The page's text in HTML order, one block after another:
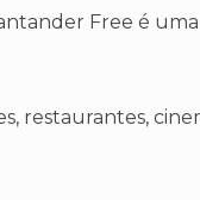
Free é
restaurantes,